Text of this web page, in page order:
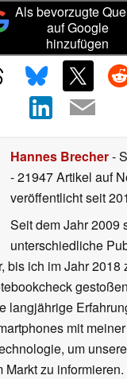
Als bevorzugte
auf Google
hinzufügen
Hannes Brecher-
- 21947 Artikel auf
veröffentlichtseit
Seit dem Jahr 2009
unterschiedliche
bis ich im Jahr 2018
langjährige
mit
um
Markt zu